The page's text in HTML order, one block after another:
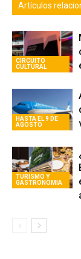
Artículos
CIRCUITO
CULTURAL
HASTA EL 9 DE
AGOSTO
TURISMO Y
GASTRONOMIA